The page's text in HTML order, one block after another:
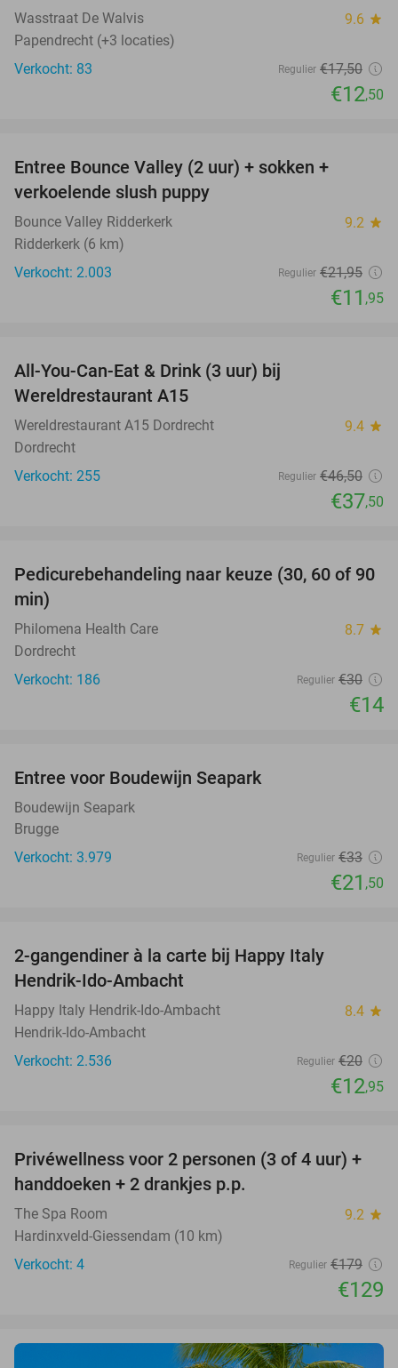
Wasstraat De Walvis 9.6 star
Papendrecht (+3 locaties)
Verkocht: 83
Regulier €17,50
€12,50
Entree Bounce Valley (2 uur) + sokken +
verkoelende slush puppy
Bounce Valley Ridderkerk 9.2 star
Ridderkerk (6 km)
Verkocht: 2.003
Regulier €21,95
€11 ,95
All-You-Can-Eat & Drink (3 uur) bij
Wereldrestaurant A15
Wereldrestaurant A15 Dordrecht 9.4 star
Dordrecht
Verkocht: 255
Regulier €46,50
€37,50
53%
Pedicurebehandeling naar keuze (30, 60 of 90
min)
Philomena Health Care 8.7 star
Dordrecht
Verkocht: 186
Regulier €30
€14
Entree voor Boudewijn Seapark
Boudewijn Seapark
Brugge
Verkocht: 3.979
Regulier €33
€21 ,50
2-gangendiner à la carte bij Happy Italy
Hendrik-Ido-Ambacht
Happy Italy Hendrik-Ido-Ambacht 8.4 star
Hendrik-Ido-Ambacht
Verkocht: 2.536
Regulier €20
€12,95
28%
Privéwellness voor 2 personen (3 of 4 uur) +
handdoeken + 2 drankjes p.p.
The Spa Room 9.2 star
Hardinxveld-Giessendam (10 km)
Verkocht: 4
Regulier €179
€129